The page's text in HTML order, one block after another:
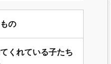
の
くれている子たち